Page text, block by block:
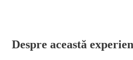
Despre această